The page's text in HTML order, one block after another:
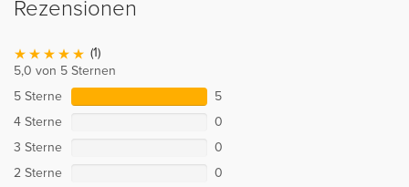
Rezensionen
(1)
5,0 von 5 Sternen
5 Sterne
5
4 Sterne
0
3 Sterne
0
2 Sterne
0